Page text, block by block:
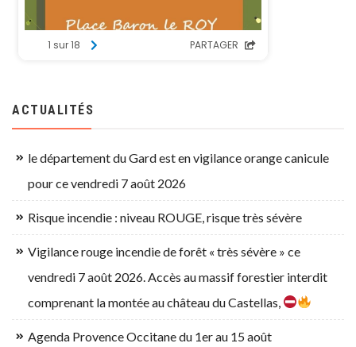
ACTUALITÉS
le département du Gard est en vigilance orange canicule
pour ce vendredi 7 août 2026
Risque incendie : niveau ROUGE, risque très sévère
Vigilance rouge incendie de forêt « très sévère » ce
vendredi 7 août 2026. Accès au massif forestier interdit
comprenant la montée au château du Castellas,
Agenda Provence Occitane du 1er au 15 août